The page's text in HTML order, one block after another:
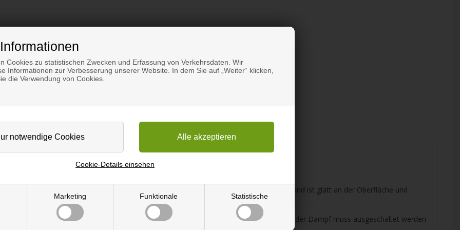
Cookies zu statistischen Zwecken und Erfassung von Verkehrsdaten. Wir
Informationen zur Verbesserung unserer Website. In dem Sie auf „Weiter“ klicken,
die Verwendung von Cookies.
Marketing Funktionale Statistische
Cookie-Details einsehen
und schließt die Seiten und Enden, so dass der Spanplatten Kern verdeckt wird. Der Rand ist glatt an der Oberfläche und
bleiben oder Absplitterungen in die Finger bekommen.
braucht also nur am Rand mit einem herkömmlichen Bügeleisen gebügelt zu werden - der Dampf muss ausgeschaltet werden